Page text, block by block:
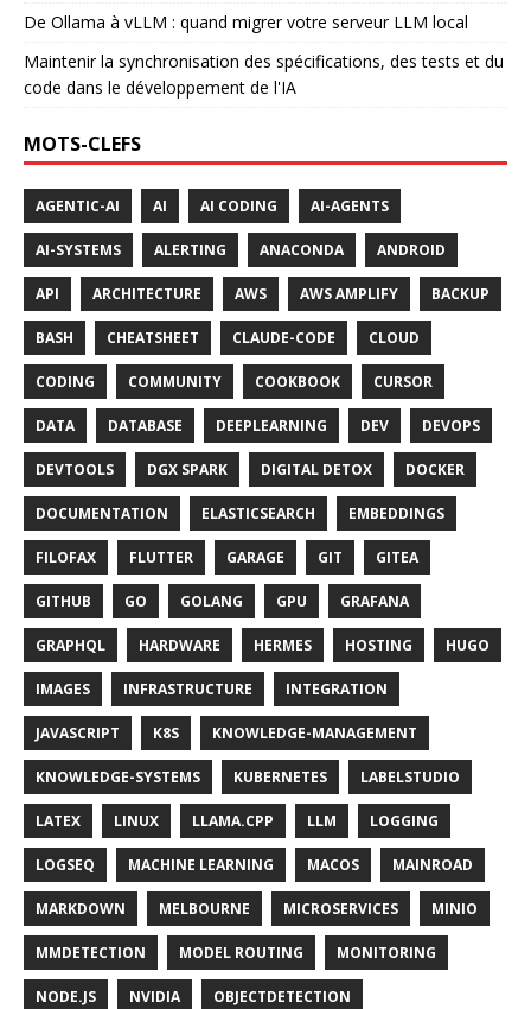
De Ollama à vLLM : quand migrer votre serveur LLM local
Maintenir la synchronisation des spécifications, des tests et du
code dans le développement de l'IA
MOTS-CLEFS
AGENTIC-AI AI AI CODING AI-AGENTS
AI-SYSTEMS ALERTING ANACONDA ANDROID
API ARCHITECTURE AWS AWS AMPLIFY BACKUP
BASH CHEATSHEET CLAUDE-CODE CLOUD
CODING COMMUNITY COOKBOOK CURSOR
DATA DATABASE DEEPLEARNING DEV DEVOPS
DEVTOOLS DGX SPARK DIGITAL DETOX DOCKER
DOCUMENTATION ELASTICSEARCH EMBEDDINGS
FILOFAX FLUTTER GARAGE GIT GITEA
GITHUB GO GOLANG GPU GRAFANA
GRAPHQL HARDWARE HERMES HOSTING HUGO
IMAGES INFRASTRUCTURE INTEGRATION
JAVASCRIPT K8S KNOWLEDGE-MANAGEMENT
KNOWLEDGE-SYSTEMS KUBERNETES LABELSTUDIO
LATEX LINUX LLAMA.CPP LLM LOGGING
LOGSEQ MACHINE LEARNING MACOS MAINROAD
MARKDOWN MELBOURNE MICROSERVICES MINIO
MMDETECTION MODEL ROUTING MONITORING
NODE.JS NVIDIA OBJECTDETECTION